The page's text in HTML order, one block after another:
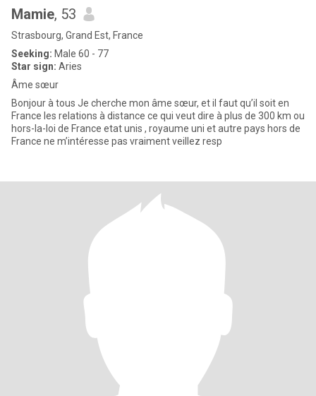
Mamie, 53
Strasbourg, Grand Est, France
Seeking: Male 60 - 77
Star sign: Aries
Âme sœur
Bonjour à tous Je cherche mon âme sœur, et il faut qu’il soit en
France les relations à distance ce qui veut dire à plus de 300 km ou
hors-la-loi de France etat unis , royaume uni et autre pays hors de
France ne m’intéresse pas vraiment veillez resp